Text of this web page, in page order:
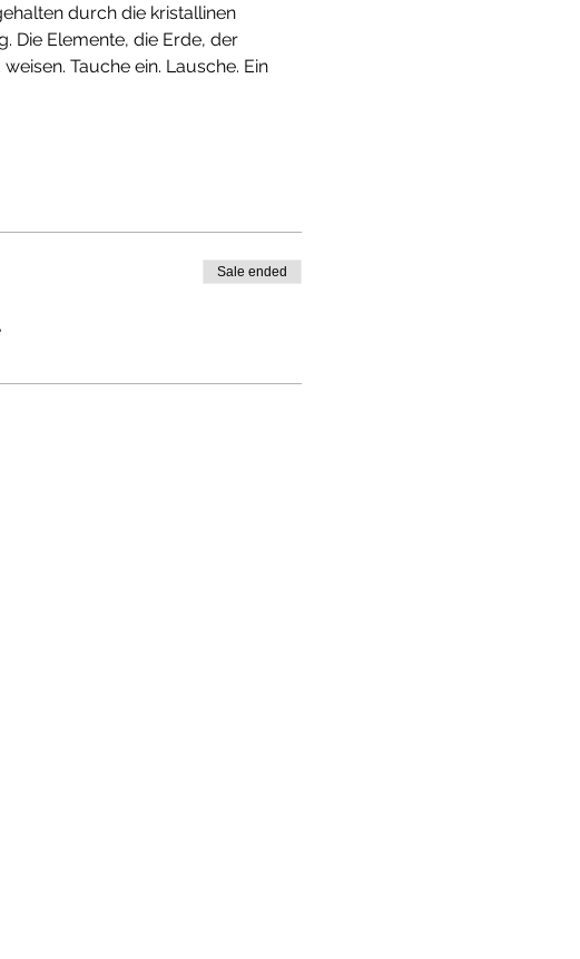
durch die kristallinen
Die Elemente, die Erde, der
Tauche ein. Lausche. Ein
Sale ended